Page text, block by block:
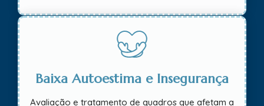
Baixa Autoestima e Insegurança
Avaliação e tratamento de quadros que afetam a